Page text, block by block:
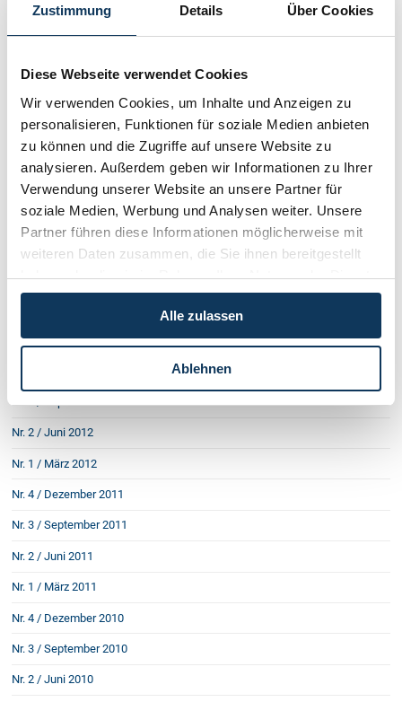
Zustimmung Details Über Cookies
Diese Webseite verwendet Cookies
Wir verwenden Cookies, um Inhalte und Anzeigen zu
personalisieren, Funktionen für soziale Medien anbieten
zu können und die Zugriffe auf unsere Website zu
analysieren. Außerdem geben wir Informationen zu Ihrer
Verwendung unserer Website an unsere Partner für
soziale Medien, Werbung und Analysen weiter. Unsere
Partner führen diese Informationen möglicherweise mit
weiteren Daten zusammen, die Sie ihnen bereitgestellt
haben oder die sie im Rahmen Ihrer Nutzung der Dienste
gesammelt haben.
Alle zulassen
Ablehnen
Nr. 1 / Jänner 2015
Nr. 4 / Oktober 2014
Nr. 3 / Juni 2014
Nr. 2 / März 2014
Nr. 1 / Jänner 2014
Nr. 3 / September 2013
Nr. 1 / März 2013
Nr. 2 / Juni 2012
Nr. 1 / März 2012
Nr. 4 / Dezember 2011
Nr. 3 / September 2011
Nr. 2 / Juni 2011
Nr. 1 / März 2011
Nr. 4 / Dezember 2010
Nr. 3 / September 2010
Nr. 2 / Juni 2010